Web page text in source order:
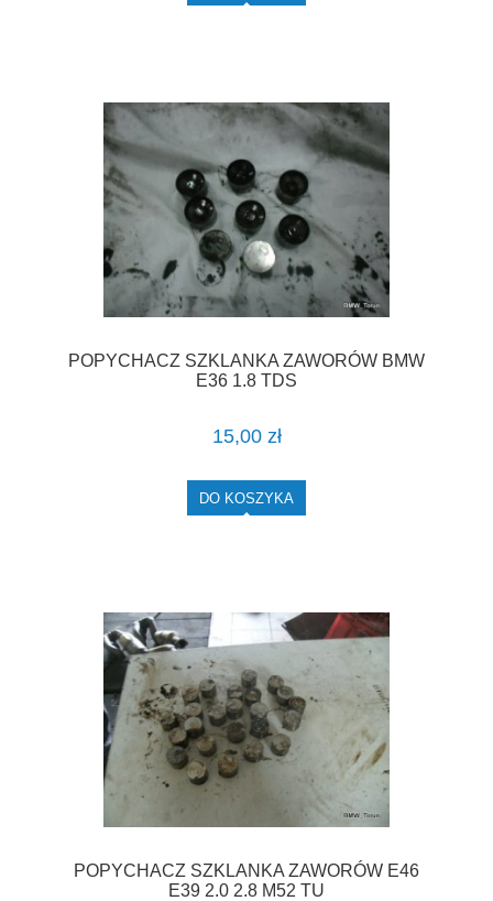
POPYCHACZ SZKLANKA ZAWORÓW BMW
E36 1.8 TDS
15,00 zł
DO KOSZYKA
POPYCHACZ SZKLANKA ZAWORÓW E46
E39 2.0 2.8 M52 TU